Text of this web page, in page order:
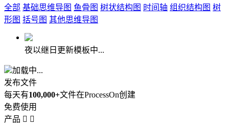
全部 基础思维导图 鱼骨图 树状结构图 时间轴 组织结构图 树
形图 括号图 其他思维导图
夜以继日更新模板中...
加载中...
发布文件
每天有100,000+文件在ProcessOn创建
免费使用
产品  